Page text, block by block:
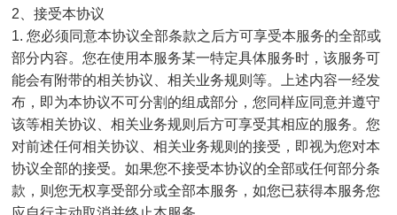
2、接受本协议
1. 您必须同意本协议全部条款之后方可享受本服务的全部或
部分内容。您在使用本服务某一特定具体服务时，该服务可
能会有附带的相关协议、相关业务规则等。上述内容一经发
布，即为本协议不可分割的组成部分，您同样应同意并遵守
该等相关协议、相关业务规则后方可享受其相应的服务。您
对前述任何相关协议、相关业务规则的接受，即视为您对本
协议全部的接受。如果您不接受本协议的全部或任何部分条
款，则您无权享受部分或全部本服务，如您已获得本服务您